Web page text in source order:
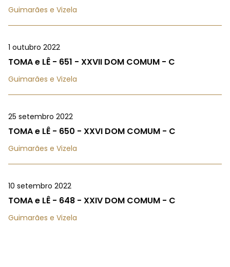
Guimarães e Vizela
1 outubro 2022
TOMA e LÊ - 651 - XXVII DOM COMUM - C
Guimarães e Vizela
25 setembro 2022
TOMA e LÊ - 650 - XXVI DOM COMUM - C
Guimarães e Vizela
10 setembro 2022
TOMA e LÊ - 648 - XXIV DOM COMUM - C
Guimarães e Vizela